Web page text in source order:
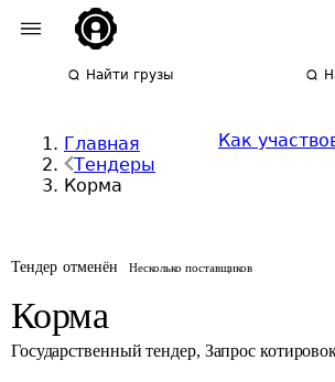
Найти грузы
Главная
Тендеры
Корма
Как
Тендер отменён Несколько поставщиков
Корма
Государственный тендер, Запрос